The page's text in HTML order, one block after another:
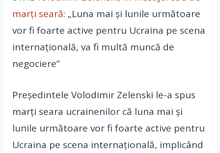
marți seară: „Luna mai şi lunile următoare
vor fi foarte active pentru Ucraina pe scena
internaţională, va fi multă muncă de
negociere”
Preşedintele Volodimir Zelenski le-a spus
marţi seara ucrainenilor că luna mai şi
lunile următoare vor fi foarte active pentru
Ucraina pe scena internaţională, implicând